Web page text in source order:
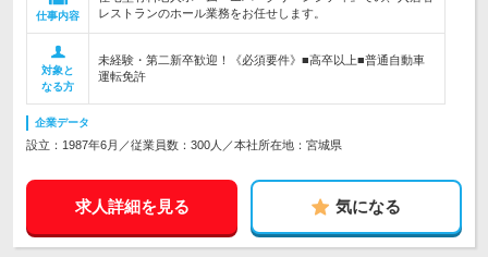
仕事内容
レストランのホール業務をお任せします。
対象と
なる方
未経験・第二新卒歓迎！《必須要件》■高卒以上■普通自動車
運転免許
企業データ
設立：1987年6月／従業員数：300人／本社所在地：宮城県
求人詳細を見る 気になる